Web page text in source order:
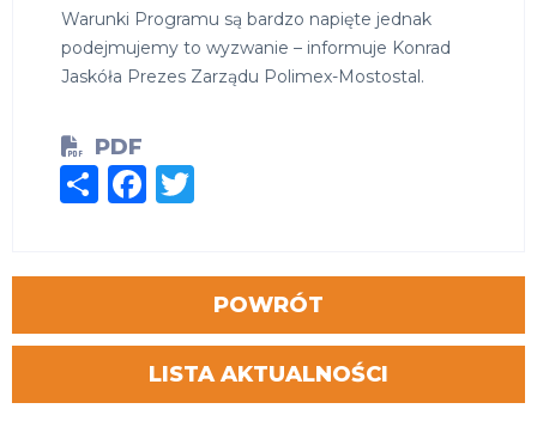
Warunki Programu są bardzo napięte jednak
podejmujemy to wyzwanie – informuje Konrad
Jaskóła Prezes Zarządu Polimex-Mostostal.
PDF
ShareFacebook
POWRÓT
LISTA AKTUALNOŚCI